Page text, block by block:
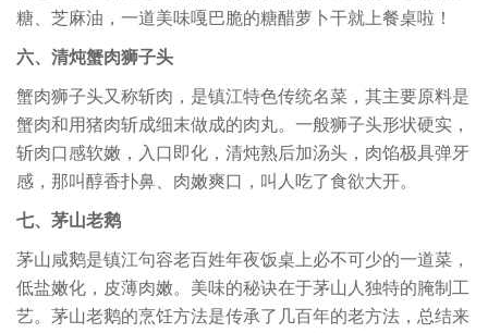
糖、芝麻油，一道美味嘎巴脆的糖醋萝卜干就上餐桌啦！
六、清炖蟹肉狮子头
蟹肉狮子头又称斩肉，是镇江特色传统名菜，其主要原料是
蟹肉和用猪肉斩成细末做成的肉丸。一般狮子头形状硬实，
斩肉口感软嫩，入口即化，清炖熟后加汤头，肉馅极具弹牙
感，那叫醇香扑鼻、肉嫩爽口，叫人吃了食欲大开。
七、茅山老鹅
茅山咸鹅是镇江句容老百姓年夜饭桌上必不可少的一道菜，
低盐嫩化，皮薄肉嫩。美味的秘诀在于茅山人独特的腌制工
艺。茅山老鹅的烹饪方法是传承了几百年的老方法，总结来